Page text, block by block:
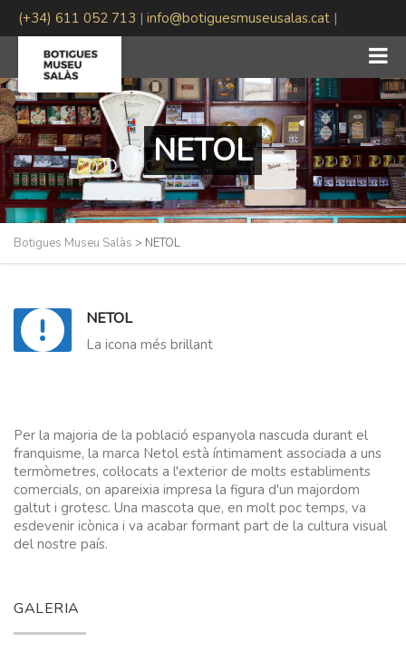
(+34) 611 052 713 | info@botiguesmuseusalas.cat |
#BotiguesMuseuSalas
NETOL
Botigues Museu Salàs > NETOL
NETOL
La icona més brillant
Per la majoria de la població espanyola nascuda durant el
franquisme, la marca Netol està íntimament associada a uns
termòmetres, col·locats a l'exterior de molts establiments
comercials, on apareixia impresa la figura d'un majordom
galtut i grotesc. Una mascota que, en molt poc temps, va
esdevenir icònica i va acabar formant part de la cultura visual
del nostre país.
GALERIA